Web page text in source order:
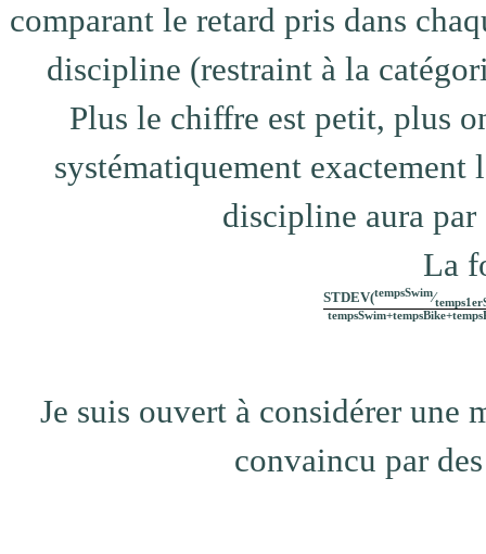
comparant le retard pris dans
discipline (restraint à la
Plus le chiffre est petit, plus
systématiquement exactement
discipline aura
La
STDEV(tempsSwim⁄
Je suis ouvert à considérer
convaincu par